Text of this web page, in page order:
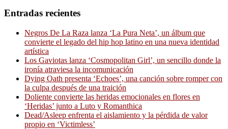
Entradas recientes
Negros De La Raza lanza ‘La Pura Neta’, un álbum que
convierte el legado del hip hop latino en una nueva identidad
artística
Los Gaviotas lanza ‘Cosmopolitan Girl’, un sencillo donde la
ironía atraviesa la incomunicación
Dying Oath presenta ‘Echoes’, una canción sobre romper con
la culpa después de una traición
Doliente convierte las heridas emocionales en flores en
‘Heridas’ junto a Luto y Romanthica
Dead/Asleep enfrenta el aislamiento y la pérdida de valor
propio en ‘Victimless’